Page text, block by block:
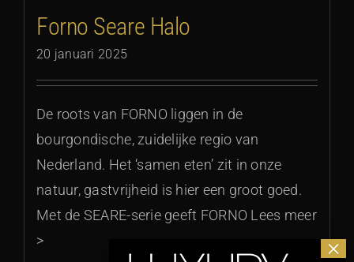
Forno Seare Halo
20 januari 2025
De roots van FORNO liggen in de
bourgondische, zuidelijke regio van
Nederland. Het ‘samen eten’ zit in onze
natuur, gastvrijheid is hier een groot goed.
Met de SEARE-serie geeft FORNO Lees meer
>